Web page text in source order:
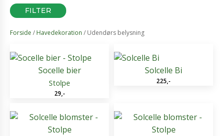
FILTER
Forside / Havedekoration / Udendørs belysning
Socelle bier
Stolpe
29,-
Solcelle Bi
225,-